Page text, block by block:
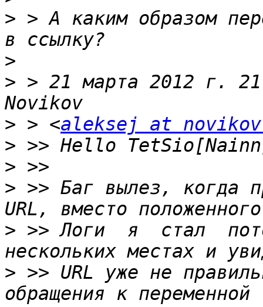
> > А каким образом
>
> > 21 марта 2012 г.
> > <aleksej at
>
>
> >> Баг вылез, когда
> >> Логи  я  стал
> >> URL уже не